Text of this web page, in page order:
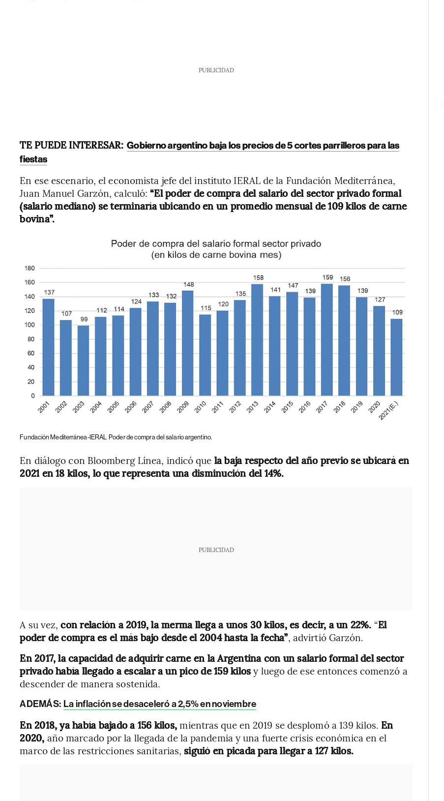
PUBLICIDAD
TE PUEDE INTERESAR: Gobierno argentino baja los precios de 5 cortes parrilleros para las
fiestas
En ese escenario, el economista jefe del instituto IERAL de la Fundación Mediterránea,
Juan Manuel Garzón, calculó:“El poder de compra del salario del sector privado formal
(salario mediano) se terminaría ubicando en un promedio mensual de 109 kilos de carne
bovina”.
Fundación Mediterránea-IERAL Poder de compra del salario argentino.
En diálogo con Bloomberg Línea, indicó que la baja respecto del año previo se ubicará en
2021 en 18 kilos, lo que representa una disminución del 14%.
PUBLICIDAD
A su vez, con relación a 2019, la merma llega a unos 30 kilos, es decir, a un 22%. “El
poder de compra es el más bajo desde el 2004 hasta la fecha”, advirtió Garzón.
En 2017, la capacidad de adquirir carne en la Argentina con un salario formal del sector
privado había llegado a escalar a un pico de 159 kilosy luego de ese entonces comenzó a
descender de manera sostenida.
ADEMÁS: La inflación se desaceleró a 2,5% en noviembre
En 2018, ya había bajado a 156 kilos,mientras que en 2019 se desplomó a 139 kilos. En
2020, año marcado por la llegada de la pandemia y una fuerte crisis económica en el
marco de las restricciones sanitarias, siguió en picada para llegar a 127 kilos.